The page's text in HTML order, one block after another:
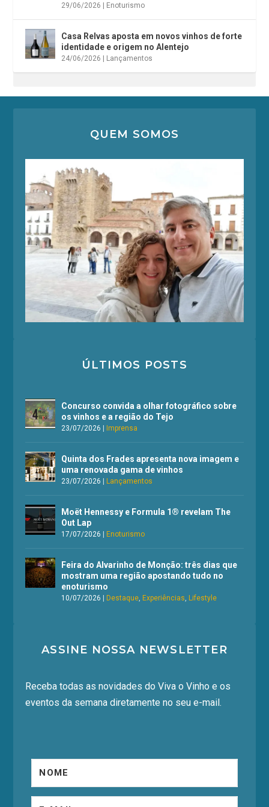
29/06/2026 Enoturismo
Casa Relvas aposta em novos vinhos de forte
identidade e origem no Alentejo
24/06/2026 Lançamentos
QUEM SOMOS
ÚLTIMOS POSTS
Concurso convida a olhar fotográfico sobre
os vinhos e a região do Tejo
23/07/2026 |Imprensa
Quinta dos Frades apresenta nova imagem e
uma renovada gama de vinhos
23/07/2026 |Lançamentos
Moët Hennessy e Formula 1® revelam The
Out Lap
17/07/2026 |Enoturismo
Feira do Alvarinho de Monção: três dias que
mostram uma região apostando tudo no
enoturismo
10/07/2026 |Destaque ,Experiências ,Lifestyle
ASSINE NOSSA NEWSLETTER
Receba todas as novidades do Viva o Vinho e os
eventos da semana diretamente no seu e-mail.